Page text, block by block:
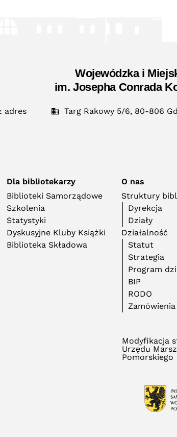
Wojewódzka i
im. Josepha Conrada
adres Targ Rakowy 5/6, 80-806
Dla bibliotekarzy
Biblioteki Samorządowe
Szkolenia
Statystyki
Dyskusyjne Kluby Książki
Biblioteka Składowa
O nas
Struktury
Dyrekcja
Działy
Działalność
Statut
Strategia
Program
BIP
RODO
Modyfikacja
Urzędu
Pomorskiego